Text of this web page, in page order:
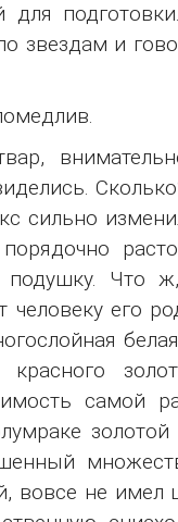
для
и
сильно
Что
человеку его
самой
не имел